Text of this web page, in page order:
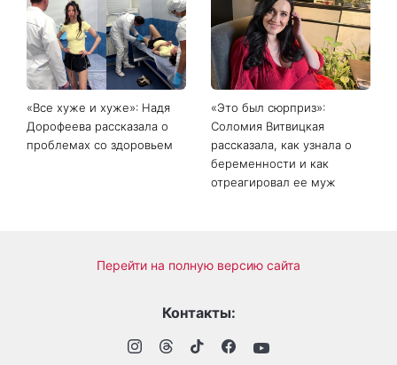
«Все хуже и хуже»: Надя
Дорофеева рассказала о
проблемах со здоровьем
«Это был сюрприз»:
Соломия Витвицкая
рассказала, как узнала о
беременности и как
отреагировал ее муж
Перейти на полную версию сайта
Контакты: